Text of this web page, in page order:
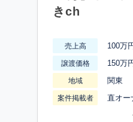
きch
売上高 100万
譲渡価格 150万
地域 関東
案件掲載者 直オー